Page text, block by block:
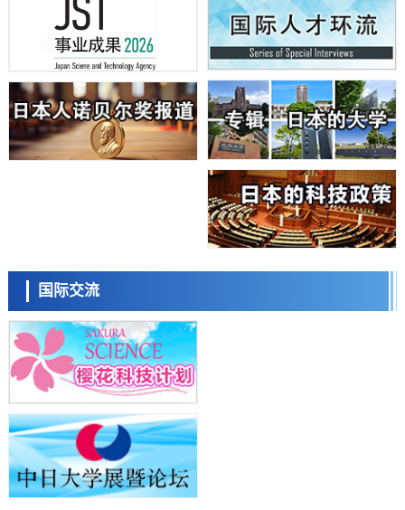
庆应义塾大学阐明脑内“游击手”小胶质细胞包裹保护受损神经细胞的机
制，有望用于开发阿尔茨海默病等疾病疗法
科学研究
日本东北大学与横滨橡胶全球首次从纳米尺度揭示橡胶—黄铜粘接界面
劣化抑制机制，为提升轮胎安全性与耐久性的材料设计开辟道路
科学研究
近畿大学等发现植物染料“日本茜”的红色成分可抑制老化与炎症，有望
成为新型功能性材料
科学研究
群马大学开发针对难治性癫痫的新型基因疗法，利用超小型GAD67启动
九州大学揭示夜间眼压升高机制：两种激素波动叠加所致
证电容器可在汽车发动机等高温环境下工作
经济・社会
日本生成式AI使用者占比一年内翻倍，但与中美德仍有较大差距
政策
日本修订首都直下型地震紧急对策：目标为死亡人数至少减半，重点强
化火灾防控
科学研究
福井大学发现细胞记忆过往并抑制反应的机制，阐明即便DNA相同反应
迥异之谜
科学研究
神户大学确认口服癌症疫苗B440单药给药的安全性，在转移性尿路上皮
癌患者中开展临床试验
政策
日本发布《令和8年版科学技术与创新白皮书》，解读第七期基本计划
国际交流
流员
小岩井忠道